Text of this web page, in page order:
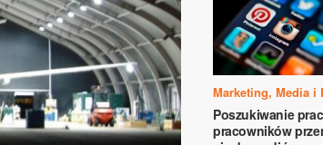
Marketing, Media i
Poszukiwanie
pracowników